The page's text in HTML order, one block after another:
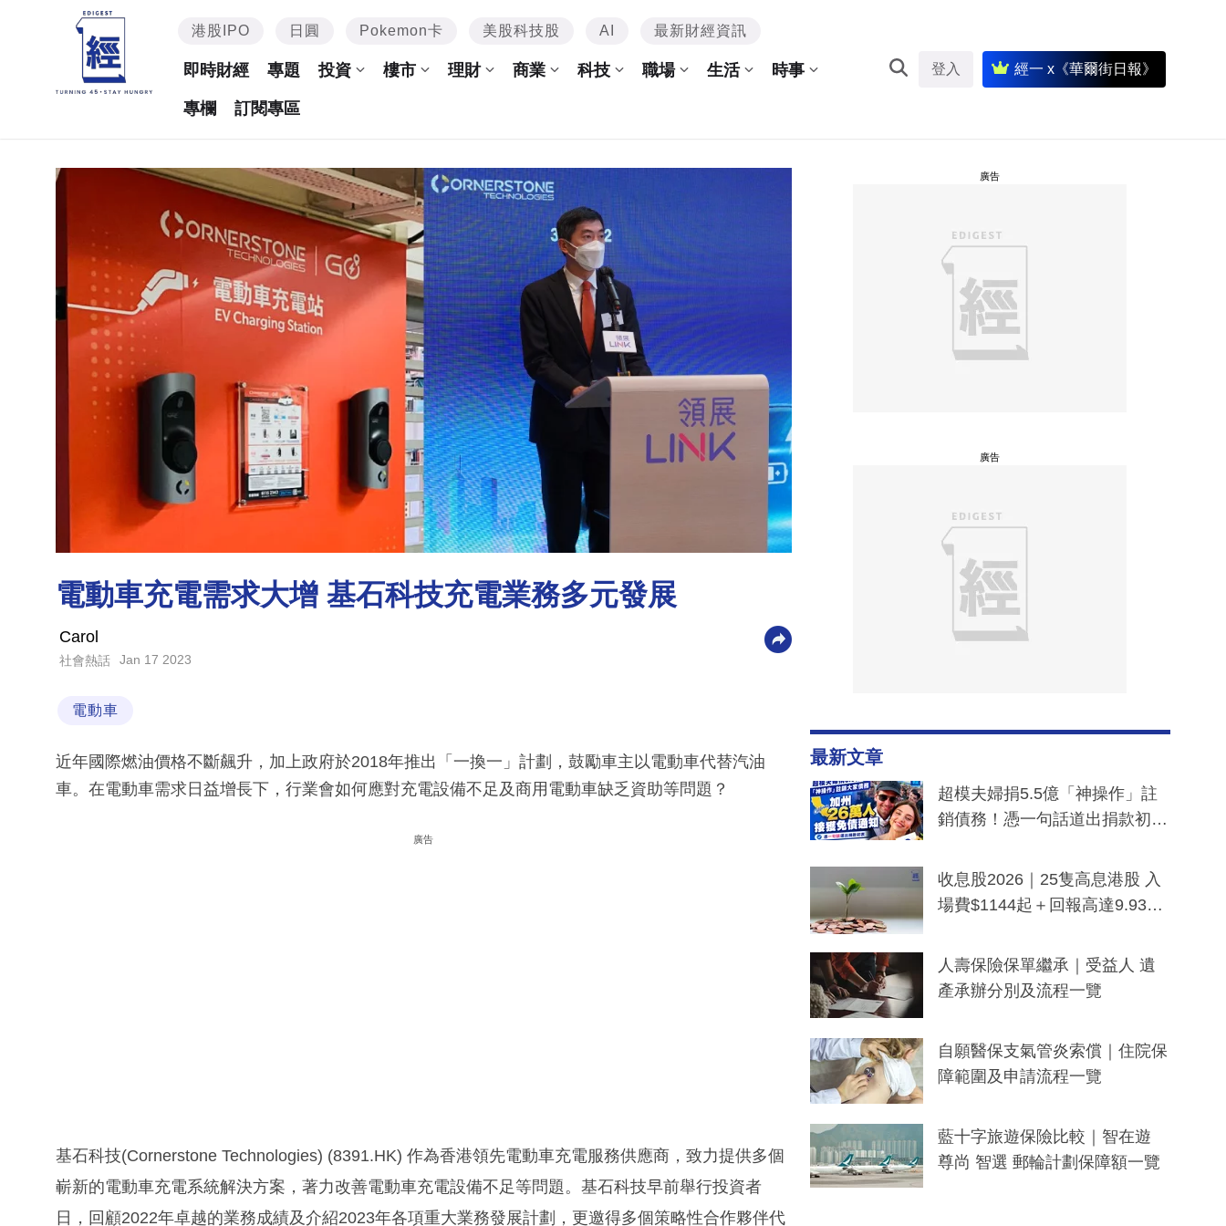
港股IPO 日圓 Pokemon卡 美股科技股 AI 最新財經資訊
即時財經 專題 投資 樓市 理財 商業 科技 職場 生活 時事
專欄 訂閱專區
登入 經一 x《華爾街日報》
電動車充電需求大增 基石科技充電業務多元發展
Carol
社會熱話 Jan 17 2023
電動車
近年國際燃油價格不斷飆升，加上政府於2018年推出「一換一」計劃，鼓勵車主以電動車代替汽油
車。在電動車需求日益增長下，行業會如何應對充電設備不足及商用電動車缺乏資助等問題？
廣告
基石科技(Cornerstone Technologies) (8391.HK) 作為香港領先電動車充電服務供應商，致力提供多個
嶄新的電動車充電系統解決方案，著力改善電動車充電設備不足等問題。基石科技早前舉行投資者
日，回顧2022年卓越的業務成績及介紹2023年各項重大業務發展計劃，更邀得多個策略性合作夥伴代
廣告
廣告
最新文章
超模夫婦捐5.5億「神操作」註
銷債務！憑一句話道出捐款初
一度被誤當詐騙手段
收息股2026｜25隻高息港股 入
場費$1144起＋回報高達9.93
人壽保險保單繼承｜受益人 遺
產承辦分別及流程一覽
自願醫保支氣管炎索償｜住院保
障範圍及申請流程一覽
藍十字旅遊保險比較｜智在遊
尊尚 智選 郵輪計劃保障額一覽